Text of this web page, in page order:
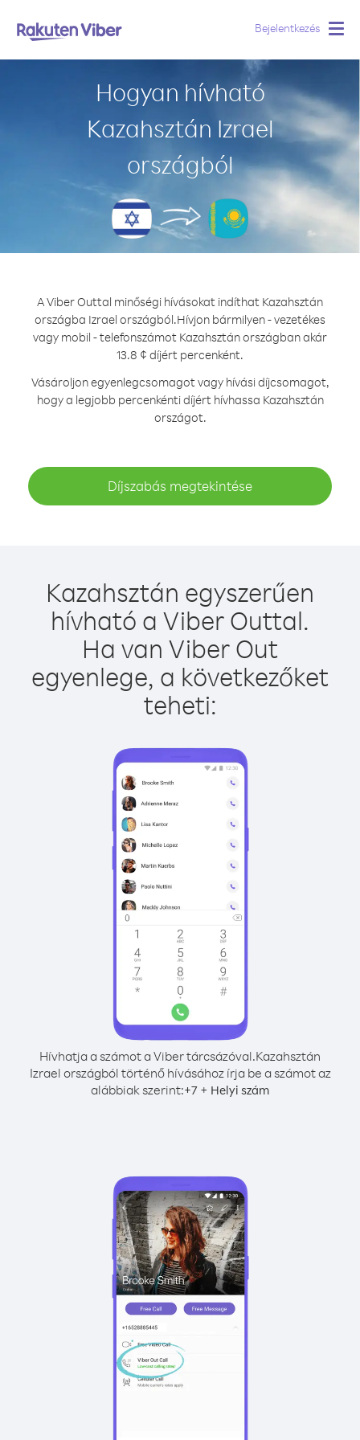
Bejelentkezés
Hogyan hívható
Kazahsztán Izrael
országból
A Viber Outtal minőségi hívásokat indíthat Kazahsztán
országba Izrael országból.Hívjon bármilyen - vezetékes
vagy mobil - telefonszámot Kazahsztán országban akár
13.8 ¢ díjért percenként.
Vásároljon egyenlegcsomagot vagy hívási díjcsomagot,
hogy a legjobb percenkénti díjért hívhassa Kazahsztán
országot.
Díjszabás megtekintése
Kazahsztán egyszerűen
hívható a Viber Outtal.
Ha van Viber Out
egyenlege, a következőket
teheti:
Hívhatja a számot a Viber tárcsázóval.Kazahsztán
Izrael országból történő hívásához írja be a számot az
alábbiak szerint:+7 + Helyi szám